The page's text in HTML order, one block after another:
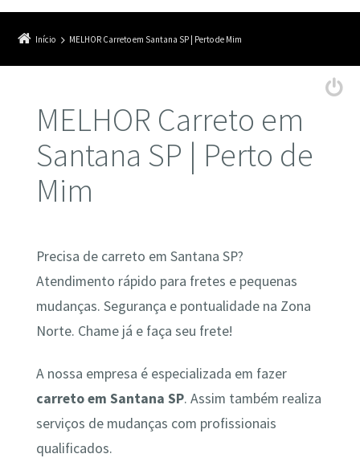
Início MELHOR Carreto em Santana SP | Perto de Mim
MELHOR Carreto em
Santana SP | Perto de
Mim
Precisa de carreto em Santana SP?
Atendimento rápido para fretes e pequenas
mudanças. Segurança e pontualidade na Zona
Norte. Chame já e faça seu frete!
A nossa empresa é especializada em fazer
carreto em Santana SP. Assim também realiza
serviços de mudanças com profissionais
qualificados.